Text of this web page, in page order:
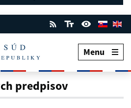
Menu
predpisov
predpisov